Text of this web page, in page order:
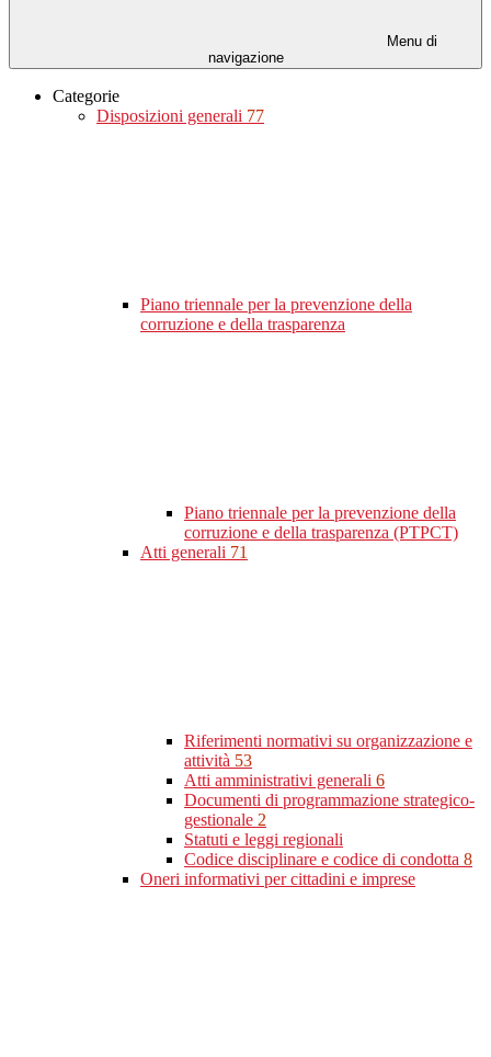
Menu di
navigazione
Categorie
Disposizioni generali 77
Piano triennale per la prevenzione della
corruzione e della trasparenza
Piano triennale per la prevenzione della
corruzione e della trasparenza (PTPCT)
Atti generali 71
Riferimenti normativi su organizzazione e
attività 53
Atti amministrativi generali 6
Documenti di programmazione strategico-
gestionale 2
Statuti e leggi regionali
Codice disciplinare e codice di condotta 8
Oneri informativi per cittadini e imprese